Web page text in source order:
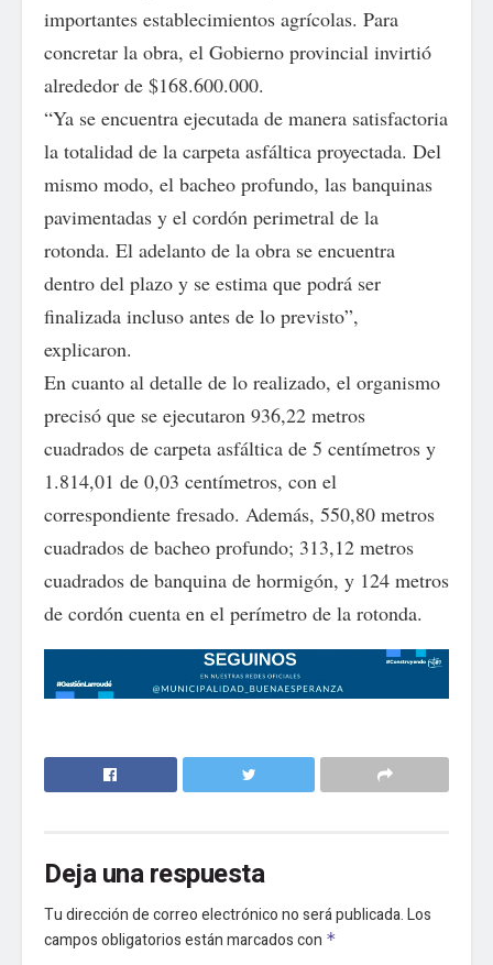
importantes establecimientos agrícolas. Para
concretar la obra, el Gobierno provincial invirtió
alrededor de $168.600.000.
“Ya se encuentra ejecutada de manera satisfactoria
la totalidad de la carpeta asfáltica proyectada. Del
mismo modo, el bacheo profundo, las banquinas
pavimentadas y el cordón perimetral de la
rotonda. El adelanto de la obra se encuentra
dentro del plazo y se estima que podrá ser
finalizada incluso antes de lo previsto”,
explicaron.
En cuanto al detalle de lo realizado, el organismo
precisó que se ejecutaron 936,22 metros
cuadrados de carpeta asfáltica de 5 centímetros y
1.814,01 de 0,03 centímetros, con el
correspondiente fresado. Además, 550,80 metros
cuadrados de bacheo profundo; 313,12 metros
cuadrados de banquina de hormigón, y 124 metros
de cordón cuenta en el perímetro de la rotonda.
Deja una respuesta
Tu dirección de correo electrónico no será publicada.Los
campos obligatorios están marcados con *